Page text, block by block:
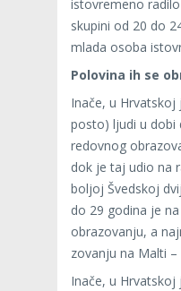
isto­vre­meno
sku­pini od 20 do
mlada osoba
Polo­vina ih se
Inače, u Hrvat­skoj
posto) ljudi u dobi
redov­nog
dok je taj udio na
bo­ljoj Šved­skoj
do 29 godina je
obra­zo­va­nju, a
zo­va­nju na Malti
Inače, u Hrvat­skoj